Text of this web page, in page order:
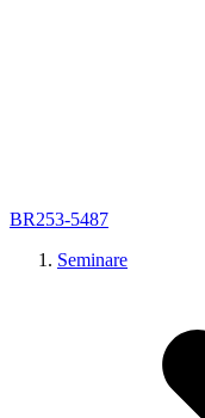
BR253-5487
Seminare